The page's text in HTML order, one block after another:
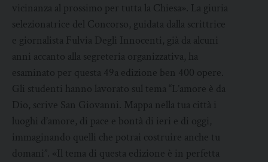
vicinanza al prossimo per tutta la Chiesa». La giuria
selezionatrice del Concorso, guidata dalla scrittrice
e giornalista Fulvia Degli Innocenti, già da alcuni
anni accanto alla segreteria organizzativa, ha
esaminato per questa 49a edizione ben 400 opere.
Gli studenti hanno lavorato sul tema “L’amore è da
Dio, scrive San Giovanni. Mappa nella tua città i
luoghi d’amore, di pace e bontà di ieri e di oggi,
immaginando quelli che potrai costruire anche tu
domani”. «Il tema di questa edizione è in perfetta